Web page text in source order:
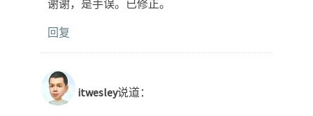
谢谢，是手误。已修正。
回复
itwesley说道：